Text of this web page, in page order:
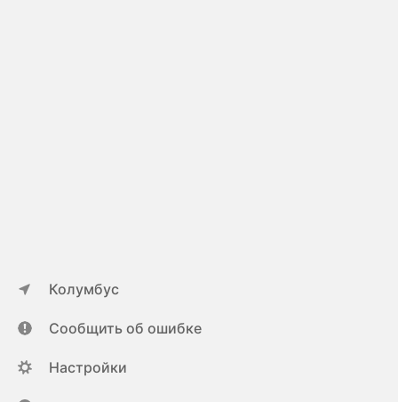
Колумбус
Сообщить об ошибке
Настройки